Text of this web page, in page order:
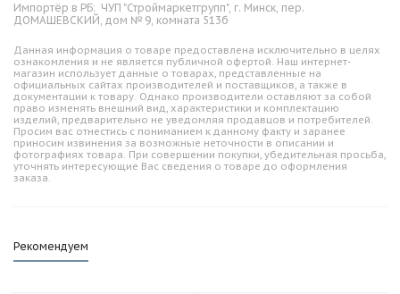
Импортёр в РБ: ЧУП "Строймаркетгрупп", г. Минск, пер.
ДОМАШЕВСКИЙ, дом № 9, комната 513б
Данная информация о товаре предоставлена исключительно в целях
ознакомления и не является публичной офертой. Наш интернет-
магазин использует данные о товарах, представленные на
официальных сайтах производителей и поставщиков, а также в
документации к товару. Однако производители оставляют за собой
право изменять внешний вид, характеристики и комплектацию
изделий, предварительно не уведомляя продавцов и потребителей.
Просим вас отнестись с пониманием к данному факту и заранее
приносим извинения за возможные неточности в описании и
фотографиях товара. При совершении покупки, убедительная просьба,
уточнять интересующие Вас сведения о товаре до оформления
заказа.
Рекомендуем